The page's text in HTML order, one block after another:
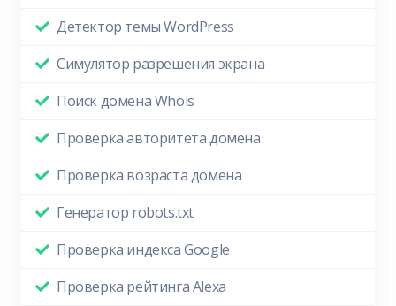
Детектор темы WordPress
Симулятор разрешения экрана
Поиск домена Whois
Проверка авторитета домена
Проверка возраста домена
Генератор robots.txt
Проверка индекса Google
Проверка рейтинга Alexa